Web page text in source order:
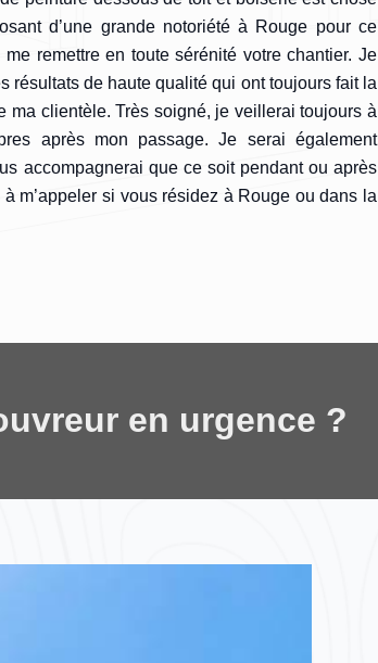
d’une grande notoriété à Rouge pour ce
remettre en toute sérénité votre chantier. Je
résultats de haute qualité qui ont toujours fait la
ma clientèle. Très soigné, je veillerai toujours à
après mon passage. Je serai également
accompagnerai que ce soit pendant ou après
à m’appeler si vous résidez à Rouge ou dans la
en urgence ?